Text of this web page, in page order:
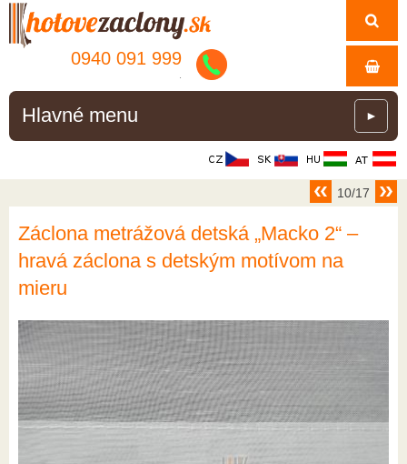
0940 091 999
Hlavné menu ►
10/17
Záclona metrážová detská „Macko 2“ –
hravá záclona s detským motívom na
mieru